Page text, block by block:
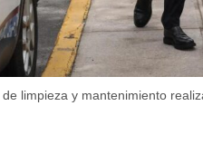
limpieza y mantenimiento